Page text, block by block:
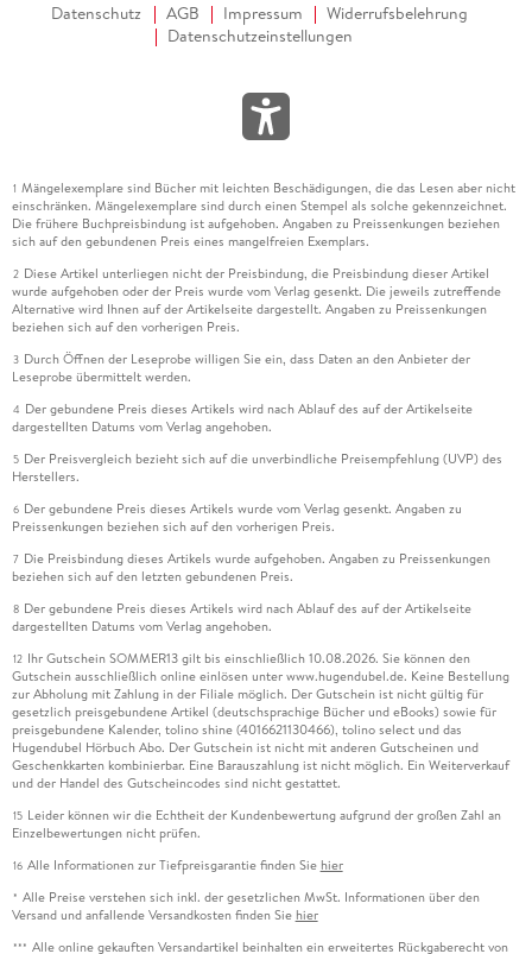
Datenschutz AGB Impressum
Widerrufsbelehrung
Datenschutzeinstellungen
1 Mängelexemplare sind Bücher mit leichten Beschädigungen, die das Lesen aber nicht
einschränken. Mängelexemplare sind durch einen Stempel als solche gekennzeichnet.
Die frühere Buchpreisbindung ist aufgehoben. Angaben zu Preissenkungen beziehen
sich auf den gebundenen Preis eines mangelfreien Exemplars.
2 Diese Artikel unterliegen nicht der Preisbindung, die Preisbindung dieser Artikel
wurde aufgehoben oder der Preis wurde vom Verlag gesenkt. Die jeweils zutreffende
Alternative wird Ihnen auf der Artikelseite dargestellt. Angaben zu Preissenkungen
beziehen sich auf den vorherigen Preis.
3 Durch Öffnen der Leseprobe willigen Sie ein, dass Daten an den Anbieter der
Leseprobe übermittelt werden.
4 Der gebundene Preis dieses Artikels wird nach Ablauf des auf der Artikelseite
dargestellten Datums vom Verlag angehoben.
5 Der Preisvergleich bezieht sich auf die unverbindliche Preisempfehlung (UVP) des
Herstellers.
6 Der gebundene Preis dieses Artikels wurde vom Verlag gesenkt. Angaben zu
Preissenkungen beziehen sich auf den vorherigen Preis.
7 Die Preisbindung dieses Artikels wurde aufgehoben. Angaben zu Preissenkungen
beziehen sich auf den letzten gebundenen Preis.
8 Der gebundene Preis dieses Artikels wird nach Ablauf des auf der Artikelseite
dargestellten Datums vom Verlag angehoben.
12 Ihr Gutschein SOMMER13 gilt bis einschließlich 10.08.2026. Sie können den
Gutschein ausschließlich online einlösen unter www.hugendubel.de. Keine Bestellung
zur Abholung mit Zahlung in der Filiale möglich. Der Gutschein ist nicht gültig für
gesetzlich preisgebundene Artikel (deutschsprachige Bücher und eBooks) sowie für
preisgebundene Kalender, tolino shine (4016621130466), tolino select und das
Hugendubel Hörbuch Abo. Der Gutschein ist nicht mit anderen Gutscheinen und
Geschenkkarten kombinierbar. Eine Barauszahlung ist nicht möglich. Ein Weiterverkauf
und der Handel des Gutscheincodes sind nicht gestattet.
15 Leider können wir die Echtheit der Kundenbewertung aufgrund der großen Zahl an
Einzelbewertungen nicht prüfen.
16 Alle Informationen zur Tiefpreisgarantie finden Sie hier
* Alle Preise verstehen sich inkl. der gesetzlichen MwSt. Informationen über den
Versand und anfallende Versandkosten finden Sie hier
*** Alle online gekauften Versandartikel beinhalten ein erweitertes Rückgaberecht von